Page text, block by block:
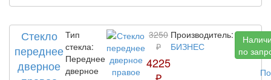
Стекло
переднее
дверное
Тип
стекла:
Переднее
дверное
3250
₽
4225
Производитель:
БИЗНЕС
по